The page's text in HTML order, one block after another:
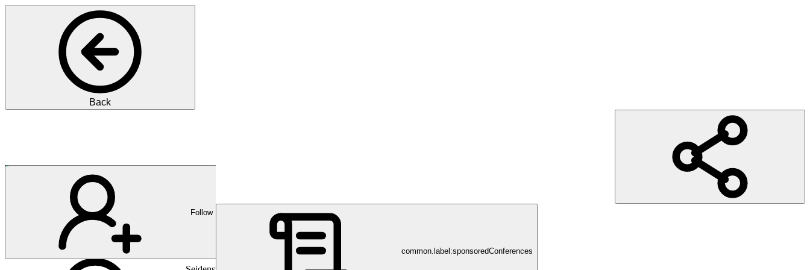
Back
Follow
Innovation aus menschlichem Plasma – Seit 1983 im Dienst der Gesundheit
common.label:sponsoredConferences